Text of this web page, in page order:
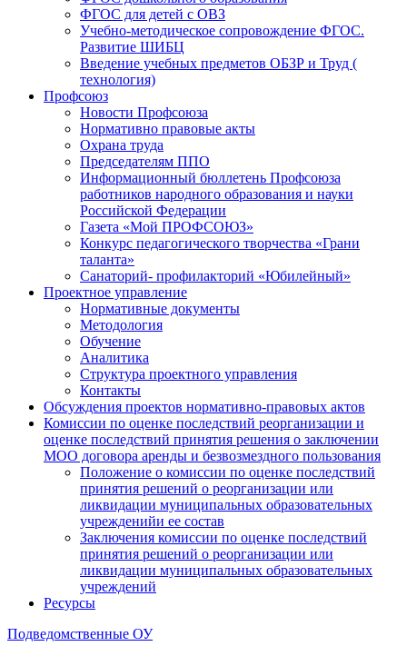
ФГОС для детей с ОВЗ
Учебно-методическое сопровождение ФГОС.
Развитие ШИБЦ
Введение учебных предметов ОБЗР и Труд (
технология)
Профсоюз
Новости Профсоюза
Нормативно правовые акты
Охрана труда
Председателям ППО
Информационный бюллетень Профсоюза
работников народного образования и науки
Российской Федерации
Газета «Мой ПРОФСОЮЗ»
Конкурс педагогического творчества «Грани
таланта»
Санаторий- профилакторий «Юбилейный»
Проектное управление
Нормативные документы
Методология
Обучение
Аналитика
Структура проектного управления
Контакты
Обсуждения проектов нормативно-правовых актов
Комиссии по оценке последствий реорганизации и
оценке последствий принятия решения о заключении
МОО договора аренды и безвозмездного пользования
Положение о комиссии по оценке последствий
принятия решений о реорганизации или
ликвидации муниципальных образовательных
учрежденийи ее состав
Заключения комиссии по оценке последствий
принятия решений о реорганизации или
ликвидации муниципальных образовательных
учреждений
Ресурсы
Подведомственные ОУ